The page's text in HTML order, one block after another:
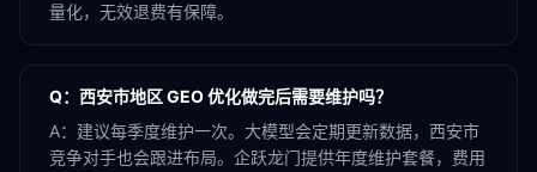
量化，无效退费有保障。
Q： 西安市地区 GEO 优化做完后需要维护吗？
A： 建议每季度维护一次。大模型会定期更新数据，西安市
竞争对手也会跟进布局。企跃龙门提供年度维护套餐，费用